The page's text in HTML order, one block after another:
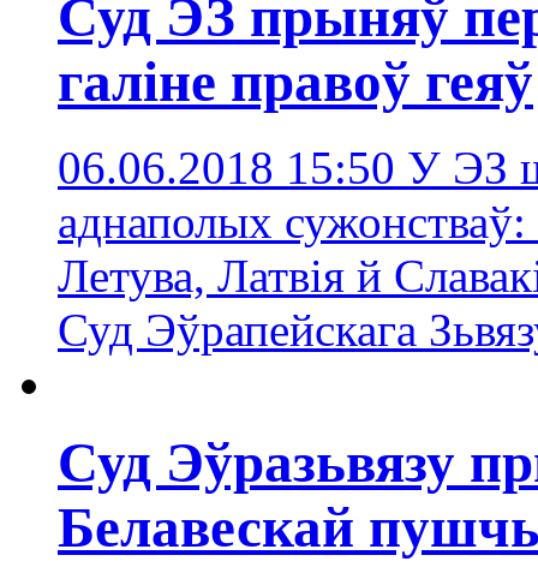
Суд ЭЗ прыняў
галіне правоў геяў
06.06.2018 15:50 У ЭЗ
аднаполых
Летува, Латвія й
Суд Эўрапейскага
Суд Эўразьвязу
Белавескай